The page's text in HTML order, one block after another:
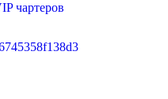
чартеров